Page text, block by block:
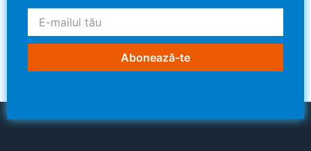
Abonează-te